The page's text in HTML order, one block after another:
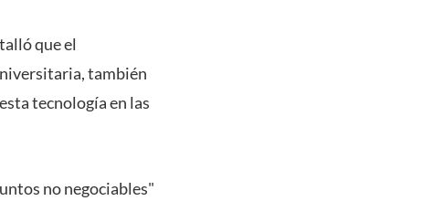
que el
también
tecnología en las
no negociables"